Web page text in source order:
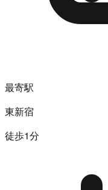
最寄駅
東新宿
徒歩1分